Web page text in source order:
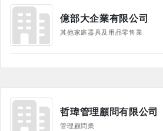
億部大企業有限公司
其他家庭器具及用品零售業
哲瑋管理顧問有限公司
管理顧問業